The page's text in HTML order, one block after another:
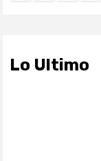
Lo Ultimo